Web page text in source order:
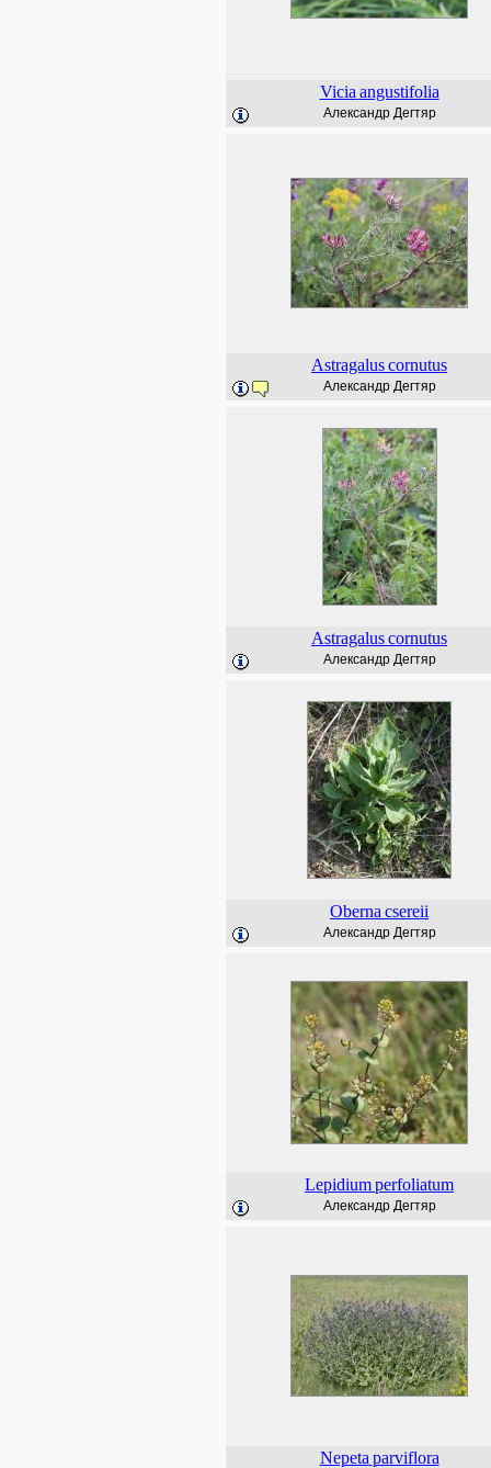
Vicia angustifolia
Александр Дегтяр
Astragaluscornutus
Александр Дегтяр
Astragaluscornutus
Александр Дегтяр
Oberna csereii
Александр Дегтяр
Lepidiumperfoliatum
Александр Дегтяр
Nepeta parviflora